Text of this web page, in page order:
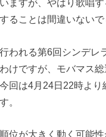
ますが、やはり歌唱
ることは間違いないで
われる第6回シンデレ
けですが、モバマス
回は4月24日22時 よ
。
位が大きく動く可能